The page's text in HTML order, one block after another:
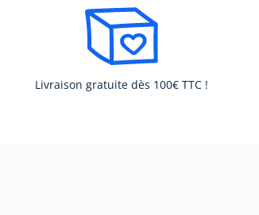
Livraison gratuite dès 100€ TTC !